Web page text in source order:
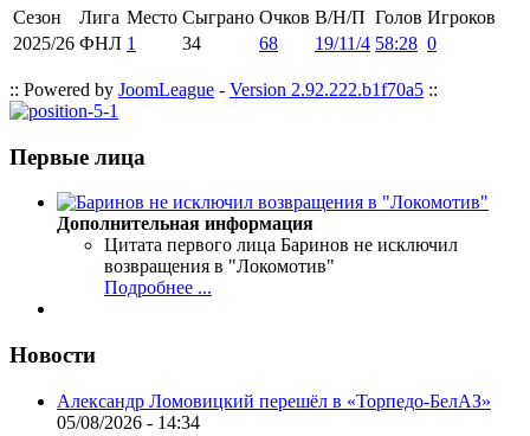
Сезон
Лига Место Сыграно Очков В/Н/П Голов Игроков
2025/26 ФНЛ 1 34 68 19/11/4 58:28 0
:: Powered by JoomLeague - Version 2.92.222.b1f70a5 ::
Первые лица
Дополнительная информация
Цитата первого лица Баринов не исключил
возвращения в "Локомотив"
Подробнее ...
Новости
Александр Ломовицкий перешёл в «Торпедо-БелАЗ»
05/08/2026 - 14:34